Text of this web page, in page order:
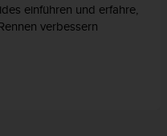
einführen und erfahre,
verbessern